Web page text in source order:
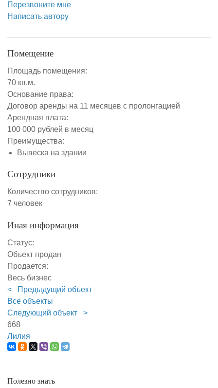
Перезвоните мне
Написать автору
Помещение
Площадь помещения:
70 кв.м.
Основание права:
Договор аренды на 11 месяцев с пролонгацией
Арендная плата:
100 000 рублей в месяц
Преимущества:
Вывеска на здании
Сотрудники
Количество сотрудников:
7 человек
Иная информация
Статус:
Объект продан
Продается:
Весь бизнес
< Предыдущий объект
Все объекты
Следующий объект >
668
Лилия
Полезно знать